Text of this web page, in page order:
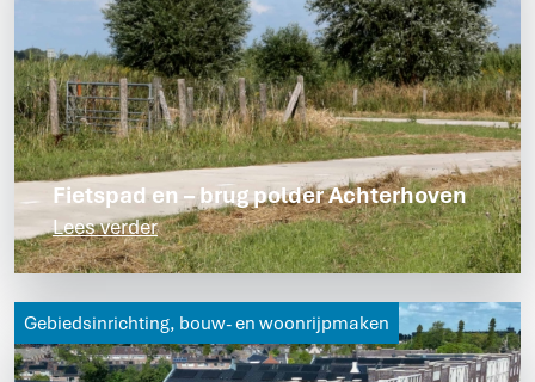
Fietspad en – brug polder Achterhoven
Lees verder
Gebiedsinrichting, bouw- en woonrijpmaken